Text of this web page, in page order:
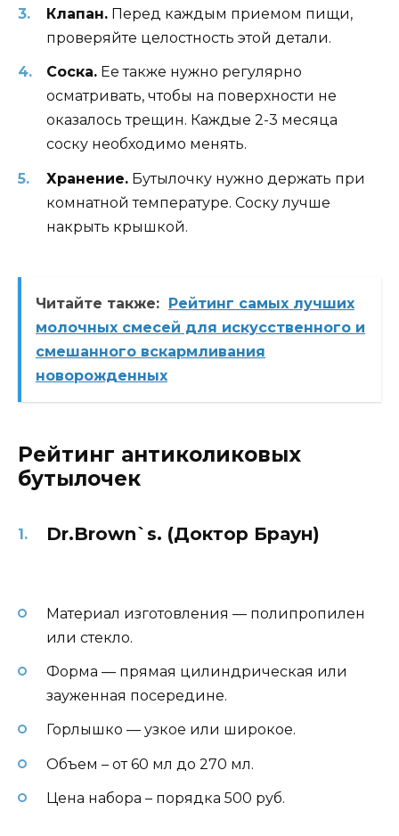
Клапан. Перед каждым приемом пищи,
проверяйте целостность этой детали.
Соска. Ее также нужно регулярно
осматривать, чтобы на поверхности не
оказалось трещин. Каждые 2-3 месяца
соску необходимо менять.
Хранение. Бутылочку нужно держать при
комнатной температуре. Соску лучше
накрыть крышкой.
Читайте также: Рейтинг самых лучших
молочных смесей для искусственного и
смешанного вскармливания
новорожденных
Рейтинг антиколиковых
бутылочек
Dr.Brown`s. (Доктор Браун)
Материал изготовления — полипропилен
или стекло.
Форма — прямая цилиндрическая или
зауженная посередине.
Горлышко — узкое или широкое.
Объем – от 60 мл до 270 мл.
Цена набора – порядка 500 руб.